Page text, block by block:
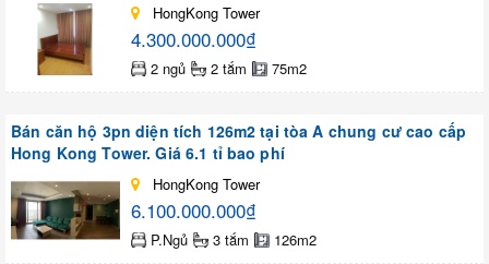
HongKong Tower
4.300.000.000₫
2 ngủ 2 tắm 75m2
Bán căn hộ 3pn diện tích 126m2 tại tòa A chung cư cao cấp
Hong Kong Tower. Giá 6.1 tỉ bao phí
HongKong Tower
6.100.000.000₫
P.Ngủ 3 tắm 126m2